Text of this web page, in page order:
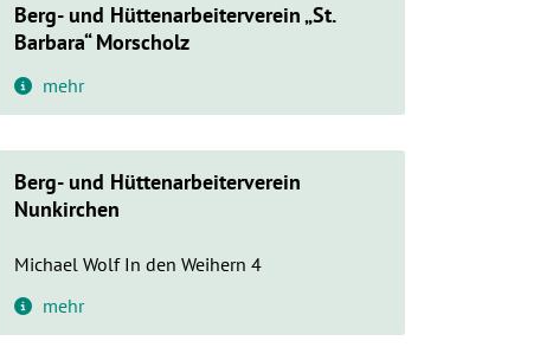
Berg- und Hüttenarbeiterverein „St.
Barbara“ Morscholz
mehr
Berg- und Hüttenarbeiterverein
Nunkirchen
Michael Wolf In den Weihern 4
mehr